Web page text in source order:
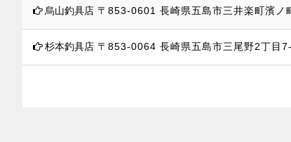
烏山釣具店 〒853-0601 長崎県五島市三井楽町濱ノ
杉本釣具店 〒853-0064 長崎県五島市三尾野2丁目